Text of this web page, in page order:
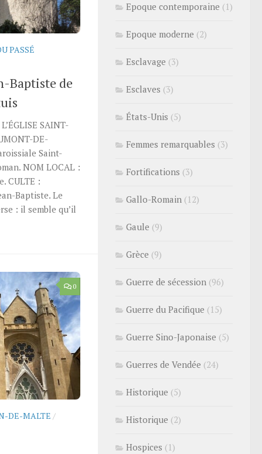
PASSÉ
Baptiste de
SAINT-
DE-
Saint-
NOM LOCAL :
CULTE :
Baptiste. Le
: il semble qu’il
0
DE-MALTE /
Epoque contemporaine (1)
Epoque moderne (2)
Esclavage (3)
Esclaves (3)
États-Unis (5)
Femmes remarquables (3)
Fortifications (3)
Gallo-Romain (12)
Gaule (9)
Grèce (9)
Guerre de sécession (96)
Guerre du Pacifique (15)
Guerre Sino-Japonaise (5)
Guerres de Vendée (24)
Historique (5)
Historique (2)
Hospices (1)